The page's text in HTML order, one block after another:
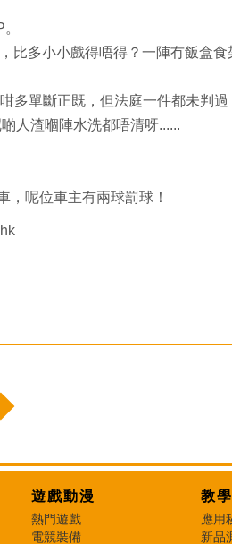
比多小小戲得唔得？一陣冇飯盒食
多單斷正既，但法庭一件都未判
人渣嗰陣水洗都唔清呀......
，呢位車主有兩球罰球！
遊戲動漫
熱門遊戲
電競裝備
教
應用
新品